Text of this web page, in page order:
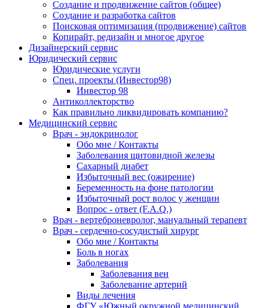
Создание и продвижение сайтов (общее)
Создание и разработка сайтов
Поисковая оптимизация (продвижение) сайтов
Копирайт, редизайн и многое другое
Дизайнерский сервис
Юридический сервис
Юридические услуги
Спец. проекты (Инвестор98)
Инвестор 98
Антиколлекторство
Как правильно ликвидировать компанию?
Медицинский сервис
Врач - эндокринолог
Обо мне / Контакты
Заболевания щитовидной железы
Сахарный диабет
Избыточный вес (ожирение)
Беременность на фоне патологии
Избыточный рост волос у женщин
Вопрос - ответ (F.A.Q.)
Врач - вертеброневролог, мануальный терапевт
Врач - сердечно-сосудистый хирург
Обо мне / Контакты
Боль в ногах
Заболевания
Заболевания вен
Заболевание артерий
Виды лечения
ФГУ «Южный окружной медицинский